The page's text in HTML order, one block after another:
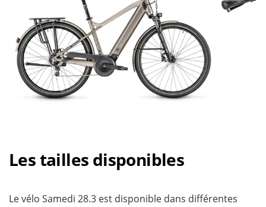
Les tailles disponibles
Le vélo Samedi 28.3 est disponible dans différentes